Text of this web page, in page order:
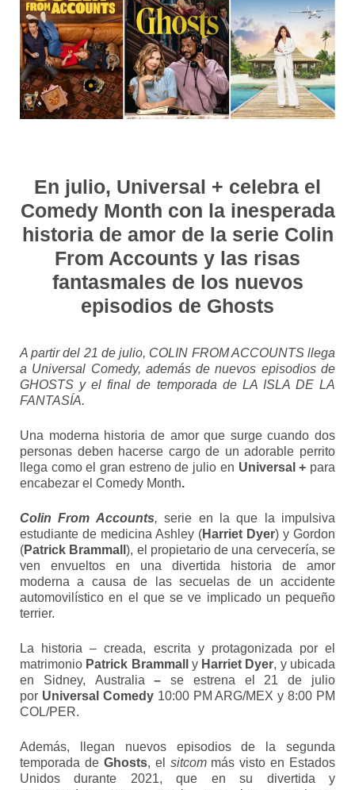
En julio, Universal + celebra el
Comedy Month con la inesperada
historia de amor de la serie Colin
From Accounts y las risas
fantasmales de los nuevos
episodios de Ghosts
A partir del 21 de julio, COLIN FROM ACCOUNTS llega
a Universal Comedy, además de nuevos episodios de
GHOSTS y el final de temporada de LA ISLA DE LA
FANTASÍA.
Una moderna historia de amor que surge cuando dos
personas deben hacerse cargo de un adorable perrito
llega como el gran estreno de julio en Universal + para
encabezar el Comedy Month.
Colin From Accounts, serie en la que la impulsiva
estudiante de medicina Ashley (Harriet Dyer) y Gordon
(Patrick Brammall), el propietario de una cervecería, se
ven envueltos en una divertida historia de amor
moderna a causa de las secuelas de un accidente
automovilístico en el que se ve implicado un pequeño
terrier.
La historia – creada, escrita y protagonizada por el
matrimonio Patrick Brammall y Harriet Dyer, y ubicada
en Sidney,
Australia–se estrena el 21 de julio
por Universal Comedy 10:00 PM ARG/MEX y 8:00 PM
COL/PER.
Además, llegan nuevos episodios de la segunda
temporada de Ghosts, el sitcommás visto en Estados
Unidos durante 2021, que en su divertida y